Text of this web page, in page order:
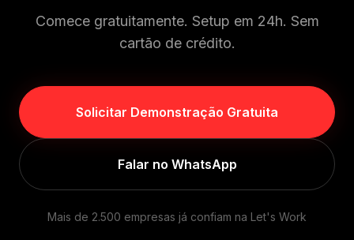
Comece gratuitamente. Setup em 24h. Sem
cartão de crédito.
Solicitar Demonstração Gratuita
Falar no WhatsApp
Mais de 2.500 empresas já confiam na Let's Work